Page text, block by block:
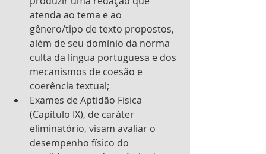
atenda ao tema e ao
gênero/tipo de texto propostos,
além de seu domínio da norma
culta da língua portuguesa e dos
mecanismos de coesão e
coerência textual;
Exames de Aptidão Física
(Capítulo IX), de caráter
eliminatório, visam avaliar o
desempenho físico do